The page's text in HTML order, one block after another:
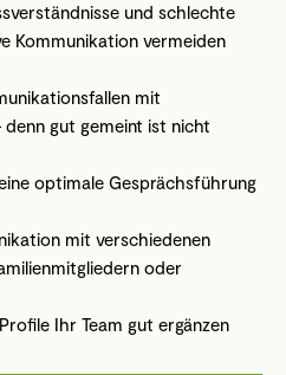
und schlechte
Kommunikation vermeiden
mit
gut gemeint ist nicht
optimale Gesprächsführung
mit verschiedenen
oder
Ihr Team gut ergänzen